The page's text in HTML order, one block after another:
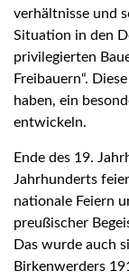
verhältnisse und
Situation in den
privilegierten
Freibauern“.
haben, ein
entwickeln.
Ende des 19.
Jahrhunderts
nationale Feiern
preußischer
Das wurde auch
Birkenwerders